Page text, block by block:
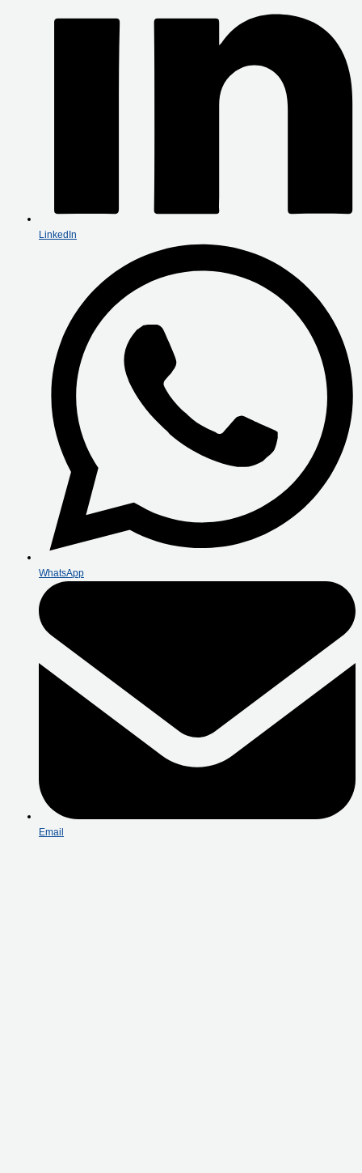
LinkedIn
WhatsApp
Email